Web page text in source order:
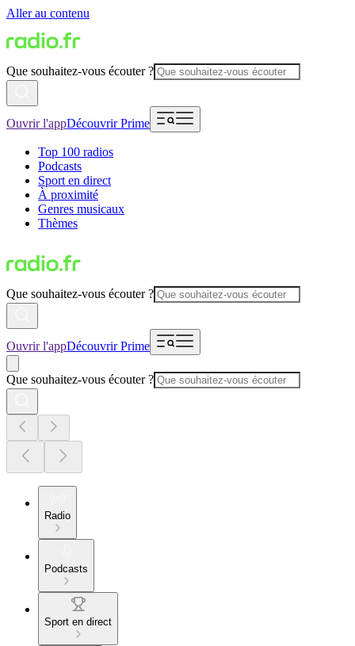
Aller au contenu
Que souhaitez-vous écouter ?
Ouvrir l'appDécouvrir Prime
Top 100 radios
Podcasts
Sport en direct
À proximité
Genres musicaux
Thèmes
Que souhaitez-vous écouter ?
Ouvrir l'appDécouvrir Prime
Que souhaitez-vous écouter ?
Radio
Podcasts
Sport en direct